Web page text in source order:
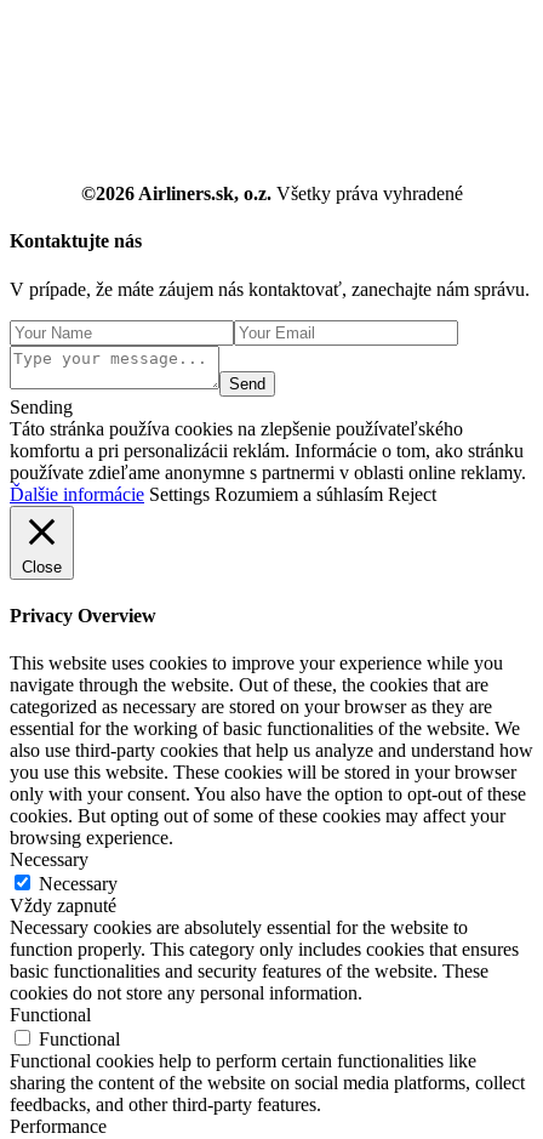
©2026 Airliners.sk, o.z. Všetky práva vyhradené
Kontaktujte nás
V prípade, že máte záujem nás kontaktovať, zanechajte nám správu.
Send
Sending
Táto stránka používa cookies na zlepšenie používateľského
komfortu a pri personalizácii reklám. Informácie o tom, ako stránku
používate zdieľame anonymne s partnermi v oblasti online reklamy.
Ďalšie informácie Settings Rozumiem a súhlasím Reject
Close
Privacy Overview
This website uses cookies to improve your experience while you
navigate through the website. Out of these, the cookies that are
categorized as necessary are stored on your browser as they are
essential for the working of basic functionalities of the website. We
also use third-party cookies that help us analyze and understand how
you use this website. These cookies will be stored in your browser
only with your consent. You also have the option to opt-out of these
cookies. But opting out of some of these cookies may affect your
browsing experience.
Necessary
Necessary
Vždy zapnuté
Necessary cookies are absolutely essential for the website to
function properly. This category only includes cookies that ensures
basic functionalities and security features of the website. These
cookies do not store any personal information.
Functional
Functional
Functional cookies help to perform certain functionalities like
sharing the content of the website on social media platforms, collect
feedbacks, and other third-party features.
Performance